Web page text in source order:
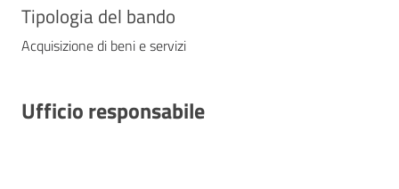
Tipologia del bando
Acquisizione di beni e servizi
Ufficio responsabile